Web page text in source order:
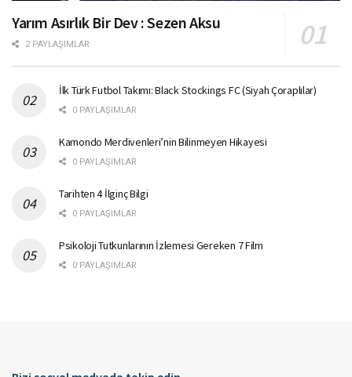
Yarım Asırlık Bir Dev : Sezen Aksu
2 PAYLAŞIMLAR
İlk Türk Futbol Takımı: Black Stockings FC (Siyah Çoraplılar)
0 PAYLAŞIMLAR
Kamondo Merdivenleri’nin Bilinmeyen Hikayesi
0 PAYLAŞIMLAR
Tarihten 4 İlginç Bilgi
0 PAYLAŞIMLAR
Psikoloji Tutkunlarının İzlemesi Gereken 7 Film
0 PAYLAŞIMLAR